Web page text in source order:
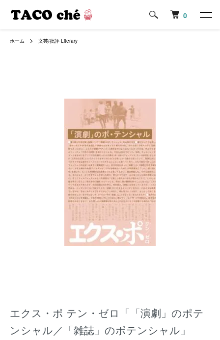
0
ホーム 文芸/批評 Literary
エクス・ポ テン・ゼロ「「演劇」のポテ
ンシャル／「雑誌」のポテンシャル」